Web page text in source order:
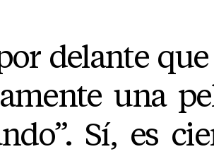
delante
una
Sí, es